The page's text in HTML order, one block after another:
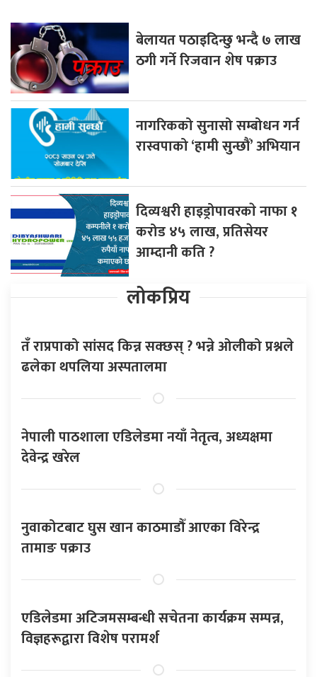
बेलायत पठाइदिन्छु भन्दै ७ लाख
ठगी गर्ने रिजवान शेष पक्राउ
नागरिकको सुनासो सम्बोधन गर्न
रास्वपाको ‘हामी सुन्छौं’ अभियान
दिव्यश्वरी हाइड्रोपावरकाे नाफा १
करोड ४५ लाख, प्रतिसेयर
आम्दानी कति ?
लोकप्रिय
तँ राप्रपाको सांसद किन्न सक्छस् ? भन्ने ओलीको प्रश्नले
ढलेका थपलिया अस्पतालमा
नेपाली पाठशाला एडिलेडमा नयाँ नेतृत्व, अध्यक्षमा
देवेन्द्र खरेल
नुवाकोटबाट घुस खान काठमाडौँ आएका विरेन्द्र
तामाङ पक्राउ
एडिलेडमा अटिजमसम्बन्धी सचेतना कार्यक्रम सम्पन्न,
विज्ञहरूद्वारा विशेष परामर्श